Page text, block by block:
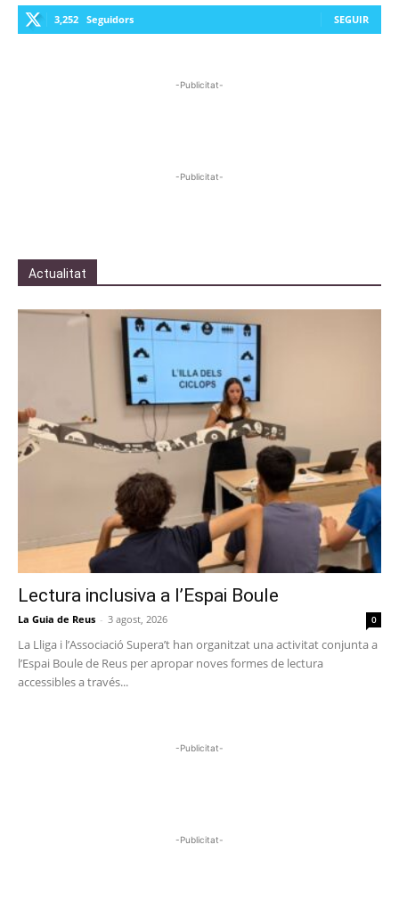
3,252 Seguidors SEGUIR
-Publicitat-
-Publicitat-
Actualitat
Lectura inclusiva a l’Espai Boule
La Guia de Reus - 3 agost, 2026 0
La Lliga i l’Associació Supera’t han organitzat una activitat conjunta a
l’Espai Boule de Reus per apropar noves formes de lectura
accessibles a través...
-Publicitat-
-Publicitat-